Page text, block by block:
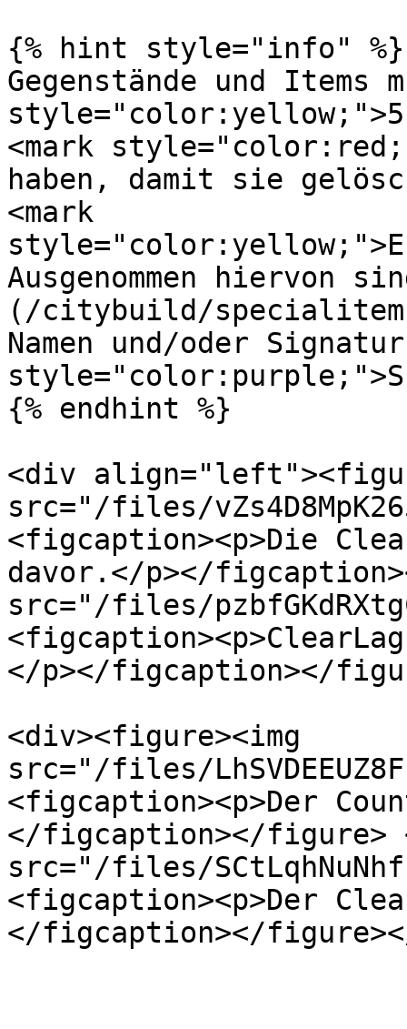
{% hint style="info" %}
Gegenstände und Items
style="color:yellow;">5
<mark
haben, damit sie
<mark
Ausgenommen hiervon
(/citybuild/
Namen und/oder
{% endhint %}
<div
src="/files/
<figcaption><p>Die
davor.</p></
src="/files/
</p></figcaption></
<div><figure><img
src="/files/
<figcaption><p>Der
</figcaption></figure>
src="/files/
<figcaption><p>Der